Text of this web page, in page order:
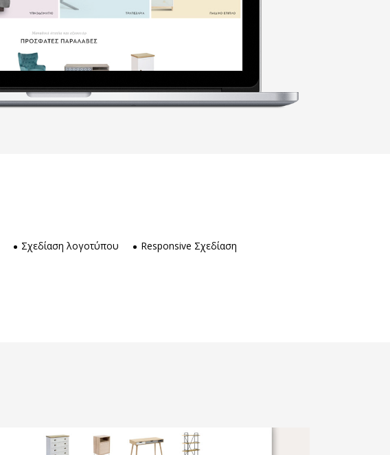
Σχεδίαση λογοτύπου Responsive Σχεδίαση